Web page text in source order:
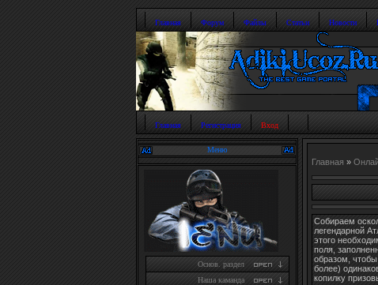
Главная Форум Файлы Статьи Новости
Главная Регистрация Вход
Меню
Основ. раздел
Наша каманда
Главная »
Собираем
легендарной
этого
поля,
образом, чтобы
более)
копилку